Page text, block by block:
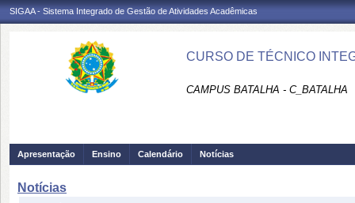
SIGAA - Sistema Integrado de Gestão de Atividades Acadêmicas
CURSO DE TÉCNICO
CAMPUS BATALHA - C_BATALHA
Apresentação Ensino Calendário Notícias
Notícias